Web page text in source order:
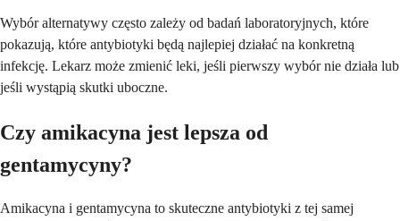
Wybór alternatywy często zależy od badań laboratoryjnych, które
pokazują, które antybiotyki będą najlepiej działać na konkretną
infekcję. Lekarz może zmienić leki, jeśli pierwszy wybór nie działa lub
jeśli wystąpią skutki uboczne.
Czy amikacyna jest lepsza od
gentamycyny?
Amikacyna i gentamycyna to skuteczne antybiotyki z tej samej